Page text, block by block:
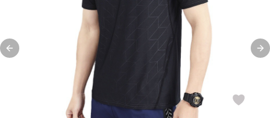
Previous slide